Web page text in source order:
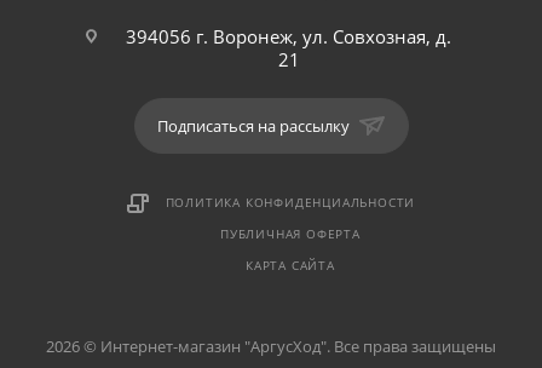
394056 г. Воронеж, ул. Совхозная, д.
21
Подписаться на рассылку
ПОЛИТИКА КОНФИДЕНЦИАЛЬНОСТИ
ПУБЛИЧНАЯ ОФЕРТА
КАРТА САЙТА
2026 © Интернет-магазин "АргусХод". Все права защищены